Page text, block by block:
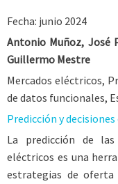
Fecha: junio 2024
Antonio Muñoz, José
Guillermo Mestre
Mercados eléctricos,
de datos funcionales,
Predicción y
La predicción de
eléctricos es una
estrategias de